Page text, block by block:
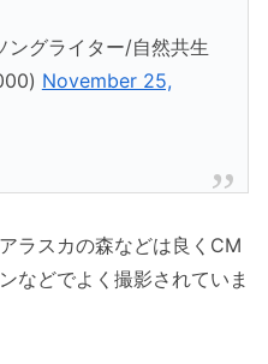
グライター/自然共生
November 25,
ラスカの森などは良くCM
などでよく撮影されていま